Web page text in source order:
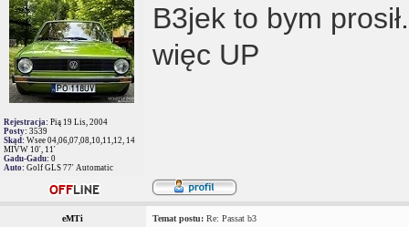
Rejestracja: Pią 19 Lis, 2004
Posty: 3539
Skąd: Wsee 04,06,07,08,10,11,12, 14
MIVW 10', 11'
Gadu-Gadu: 0
Auto: Golf GLS 77' Automatic
B3jek to bym prosił.
więc UP
eMTi Temat postu: Re: Passat b3